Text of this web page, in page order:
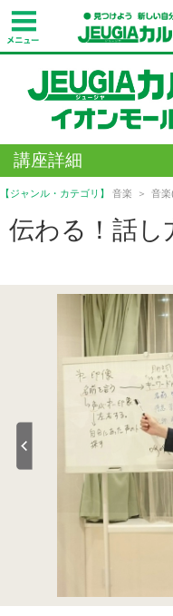
講座詳細
【ジャンル・カテゴリ】 音楽 音楽
伝わる！話し